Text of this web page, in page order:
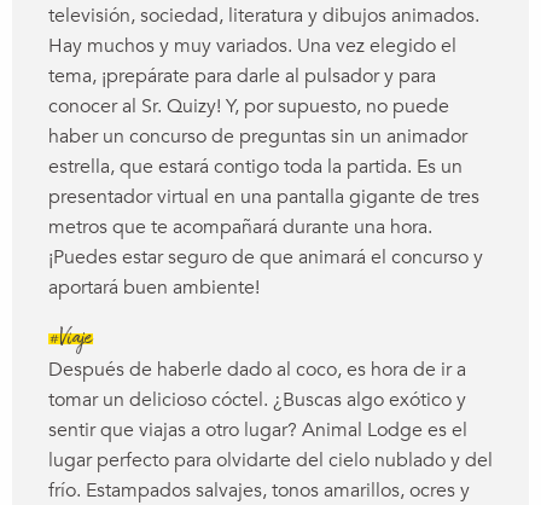
televisión, sociedad, literatura y dibujos animados.
Hay muchos y muy variados. Una vez elegido el
tema, ¡prepárate para darle al pulsador y para
conocer al Sr. Quizy! Y, por supuesto, no puede
haber un concurso de preguntas sin un animador
estrella, que estará contigo toda la partida. Es un
presentador virtual en una pantalla gigante de tres
metros que te acompañará durante una hora.
¡Puedes estar seguro de que animará el concurso y
aportará buen ambiente!
#Viaje
Después de haberle dado al coco, es hora de ir a
tomar un delicioso cóctel. ¿Buscas algo exótico y
sentir que viajas a otro lugar? Animal Lodge es el
lugar perfecto para olvidarte del cielo nublado y del
frío. Estampados salvajes, tonos amarillos, ocres y